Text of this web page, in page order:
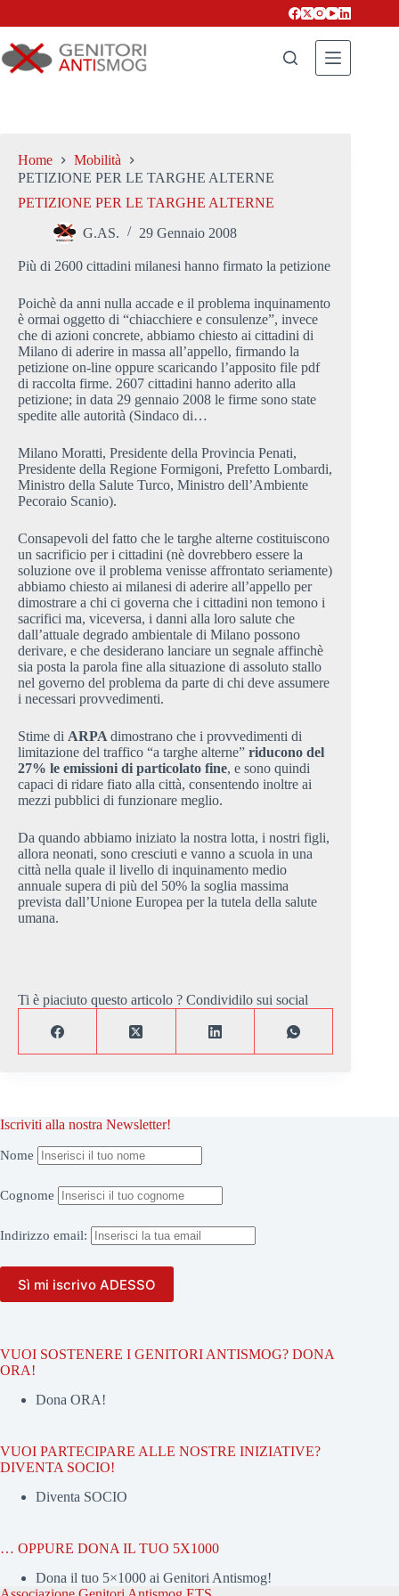
Home
Mobilità
PETIZIONE PER LE TARGHE ALTERNE
PETIZIONE PER LE TARGHE ALTERNE
G.AS. 29 Gennaio 2008
Più di 2600 cittadini milanesi hanno firmato la petizione
Poichè da anni nulla accade e il problema inquinamento
è ormai oggetto di “chiacchiere e consulenze”, invece
che di azioni concrete, abbiamo chiesto ai cittadini di
Milano di aderire in massa all’appello, firmando la
petizione on-line oppure scaricando l’apposito file pdf
di raccolta firme. 2607 cittadini hanno aderito alla
petizione; in data 29 gennaio 2008 le firme sono state
spedite alle autorità (Sindaco di…
Milano Moratti, Presidente della Provincia Penati,
Presidente della Regione Formigoni, Prefetto Lombardi,
Ministro della Salute Turco, Ministro dell’Ambiente
Pecoraio Scanio).
Consapevoli del fatto che le targhe alterne costituiscono
un sacrificio per i cittadini (nè dovrebbero essere la
soluzione ove il problema venisse affrontato seriamente)
abbiamo chiesto ai milanesi di aderire all’appello per
dimostrare a chi ci governa che i cittadini non temono i
sacrifici ma, viceversa, i danni alla loro salute che
dall’attuale degrado ambientale di Milano possono
derivare, e che desiderano lanciare un segnale affinchè
sia posta la parola fine alla situazione di assoluto stallo
nel governo del problema da parte di chi deve assumere
i necessari provvedimenti.
Stime di ARPAdimostrano che i provvedimenti di
limitazione del traffico “a targhe alterne” riducono del
27% le emissioni di particolato fine, e sono quindi
capaci di ridare fiato alla città, consentendo inoltre ai
mezzi pubblici di funzionare meglio.
Da quando abbiamo iniziato la nostra lotta, i nostri figli,
allora neonati, sono cresciuti e vanno a scuola in una
città nella quale il livello di inquinamento medio
annuale supera di più del 50% la soglia massima
prevista dall’Unione Europea per la tutela della salute
umana.
Ti è piaciuto questo articolo ? Condividilo sui social
Iscriviti alla nostra Newsletter!
Nome
Cognome
Indirizzo email:
VUOI SOSTENERE I GENITORI ANTISMOG? DONA
ORA!
Dona ORA!
VUOI PARTECIPARE ALLE NOSTRE INIZIATIVE?
DIVENTA SOCIO!
Diventa SOCIO
… OPPURE DONA IL TUO 5X1000
Dona il tuo 5×1000 ai Genitori Antismog!